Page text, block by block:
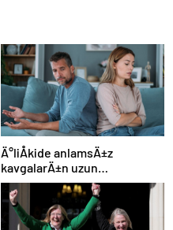
Ä°liÅkide anlamsÄ±z
kavgalarÄ±n uzun
sÃ¼rmesini engellemenin 5
yolu